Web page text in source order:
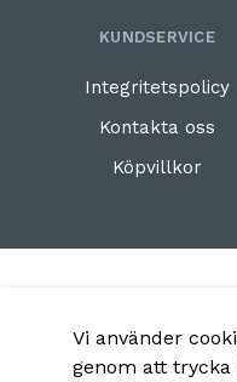
KUNDSERVICE
Integritetspolicy
Kontakta oss
Köpvillkor
Vi använder
genom att trycka